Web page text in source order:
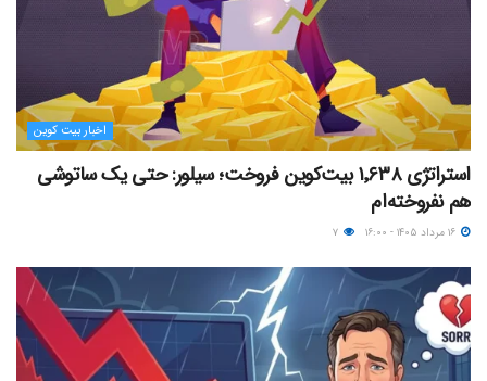
اخبار بیت کوین
استراتژی ۱٬۶۳۸ بیت‌کوین فروخت؛ سیلور: حتی یک ساتوشی
هم نفروخته‌ام